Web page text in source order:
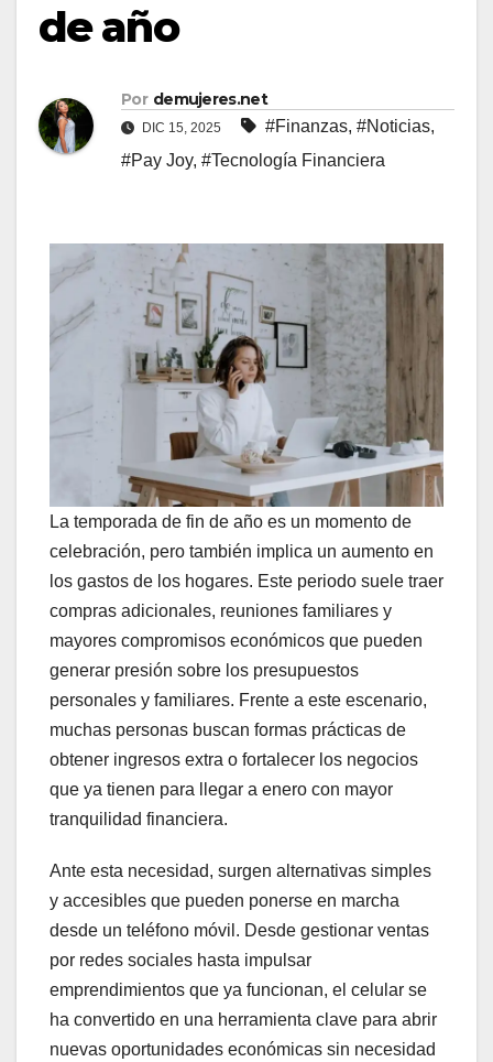
de año
Por demujeres.net
DIC 15, 2025 #Finanzas, #Noticias,
#Pay Joy, #Tecnología Financiera
La temporada de fin de año es un momento de
celebración, pero también implica un aumento en
los gastos de los hogares. Este periodo suele traer
compras adicionales, reuniones familiares y
mayores compromisos económicos que pueden
generar presión sobre los presupuestos
personales y familiares. Frente a este escenario,
muchas personas buscan formas prácticas de
obtener ingresos extra o fortalecer los negocios
que ya tienen para llegar a enero con mayor
tranquilidad financiera.
Ante esta necesidad, surgen alternativas simples
y accesibles que pueden ponerse en marcha
desde un teléfono móvil. Desde gestionar ventas
por redes sociales hasta impulsar
emprendimientos que ya funcionan, el celular se
ha convertido en una herramienta clave para abrir
nuevas oportunidades económicas sin necesidad